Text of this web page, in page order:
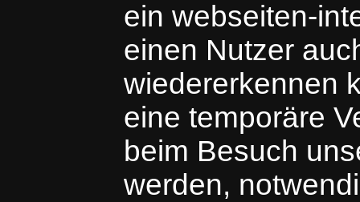
ein webseiten-
einen Nutzer
wiedererkennen
eine temporäre
beim Besuch
werden,